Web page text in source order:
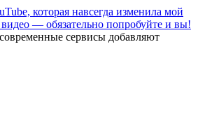
которая навсегда изменила мой
— обязательно попробуйте и вы!
сервисы добавляют